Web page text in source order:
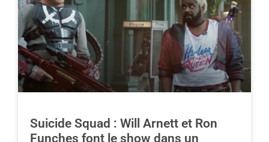
Suicide Squad : Will Arnett et Ron
Funches font le show dans un